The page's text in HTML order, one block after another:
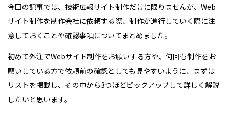
今回の記事では、技術広報サイト制作だけに限りませんが、Web
サイト制作を制作会社に依頼する際、制作が進行していく際に注
意しておくことや確認事項についてまとめました。
初めて外注でWebサイト制作をお願いする方や、何回も制作をお
願いしている方で依頼前の確認としても見やすいように、まずは
リストを掲載し、その中から3つほどピックアップして詳しく解説
したいと思います。